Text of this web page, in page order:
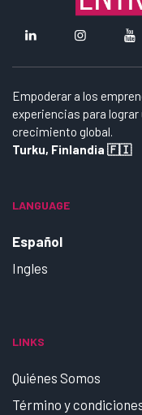
Empoderar a los
experiencias para lograr
crecimiento global.
Turku, Finlandia 🇫🇮
LANGUAGE
Español
Ingles
LINKS
Quiénes Somos
Término y